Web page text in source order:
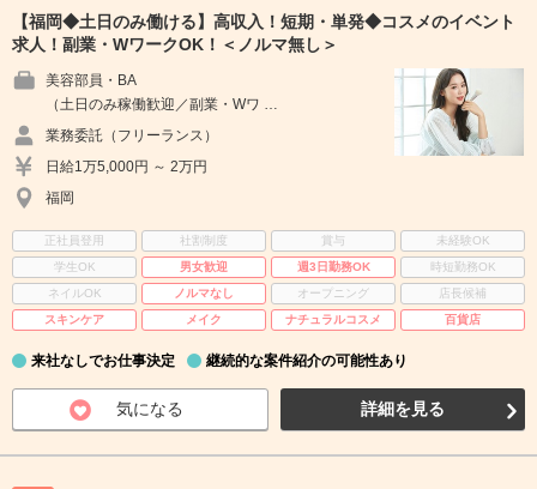
【福岡◆土日のみ働ける】高収入！短期・単発◆コスメのイベント
求人！副業・WワークOK！＜ノルマ無し＞
美容部員・BA
（土日のみ稼働歓迎／副業・Wワ …
業務委託（フリーランス）
日給1万5,000円 ～ 2万円
福岡
正社員登用 社割制度 賞与
未経験OK
学生OK
男女歓迎 週3日勤務OK
時短勤務OK
ネイルOK
ノルマなし オープニング
店長候補
スキンケア
メイク ナチュラルコスメ 百貨店
来社なしでお仕事決定 継続的な案件紹介の可能性あり
気になる 詳細を見る